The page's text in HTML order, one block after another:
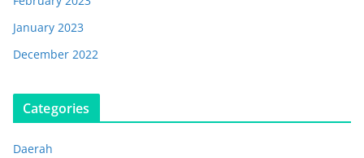
January 2023
December 2022
Categories
Daerah